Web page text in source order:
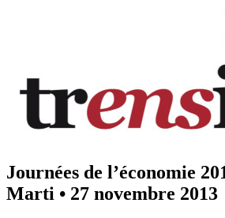
Journées de l’économie
Marti • 27 novembre 2013